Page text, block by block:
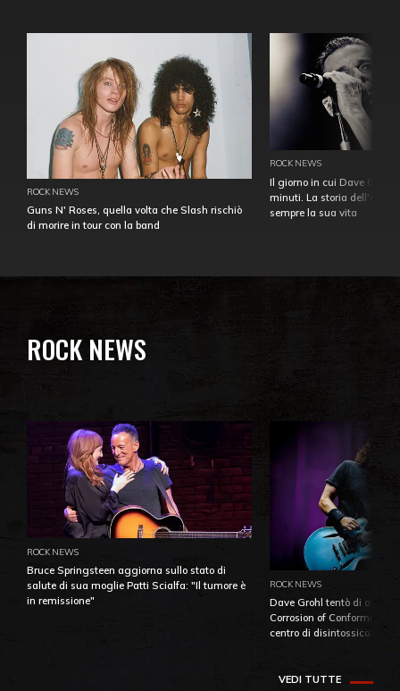
ROCK NEWS
Guns N' Roses, quella volta che Slash rischiò
di morire in tour con la band
ROCK NEWS
Il giorno in cui Dave
minuti. La storia
sempre la sua vita
ROCK NEWS
ROCK NEWS
Bruce Springsteen aggiorna sullo stato di
salute di sua moglie Patti Scialfa: "Il tumore è
in remissione"
ROCK NEWS
Dave Grohl tentò di
Corrosion of Conformity
centro di
VEDI TUTTE